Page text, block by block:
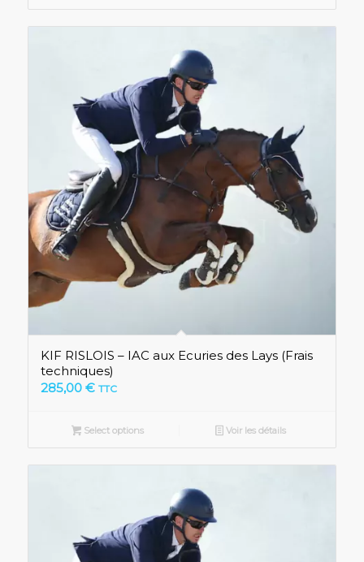
KIF RISLOIS – IAC aux Ecuries des Lays (Frais
techniques)
285,00 € TTC
Select options Voir les détails